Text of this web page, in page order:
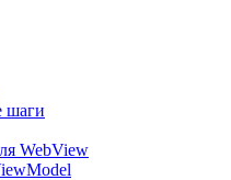
шаги
WebView